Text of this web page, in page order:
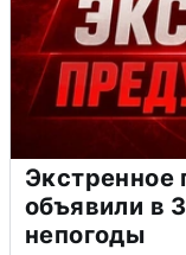
объявили в
непогоды